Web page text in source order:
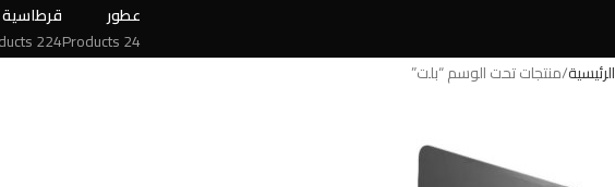
عطور
24 Products
قرطاسية
224 Products
الرئيسية منتجات تحت الوسم “بلت”